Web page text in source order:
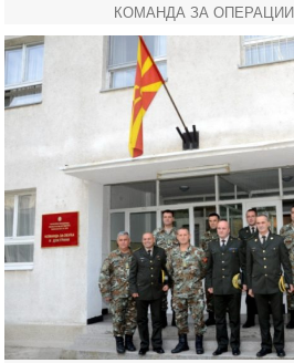
КОМАНДА ЗА ОПЕРАЦИИ